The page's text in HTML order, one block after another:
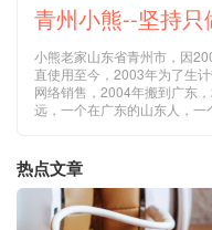
青州小熊--坚持只
小熊老家山东省青州市，因
直使用至今，2003年为了生
网络销售，2004年搬到广东
远，一个在广东的山东人，一
热点文章